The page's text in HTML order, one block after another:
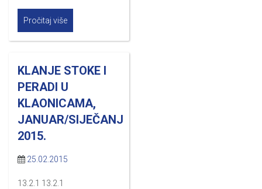
Pročitaj više
KLANJE STOKE I
PERADI U
KLAONICAMA,
JANUAR/SIJEČANJ
2015.
25.02.2015
13.2.1 13.2.1